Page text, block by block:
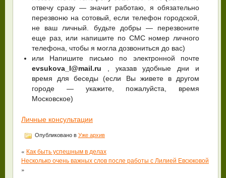
отвечу сразу — значит работаю, я обязательно
перезвоню на сотовый, если телефон городской,
не ваш личный. будьте добры — перезвоните
еще раз, или напишите по СМС номер личного
телефона, чтобы я могла дозвониться до вас)
или Напишите письмо по электронной почте
evsukova_l@mail.ru , указав удобные дни и
время для беседы (если Вы живете в другом
городе — укажите, пожалуйста, время
Московское)
Личные консультации
Опубликовано в Уже архив
« Как быть успешным в делах
Несколько очень важных слов после работы с Лилией Евсюковой
»